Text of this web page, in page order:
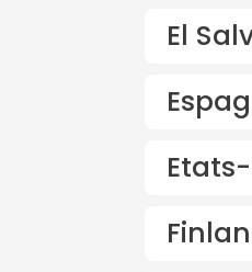
El